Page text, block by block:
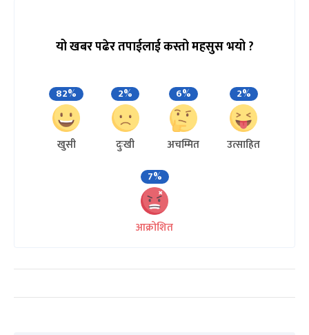
यो खबर पढेर तपाईलाई कस्तो महसुस भयो ?
82%
खुसी
2%
दुःखी
6%
अचम्मित
2%
उत्साहित
7%
आक्रोशित